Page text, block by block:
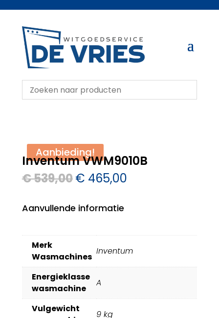
Aanbieding!
Inventum VWM9010B
€539,00Oorspronkelijke
was:
€ 539,00.
€ 465,00Huidige
Aanvullende informatie
Merk
Wasmachines
Inventum
Energieklasse
wasmachine
A
Vulgewicht
9 kg